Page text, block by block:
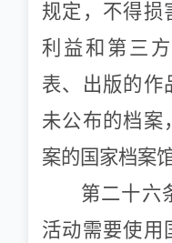
规定，不得损
利益和第三
表、出版的作
未公布的档案
案的国家档案
第二十
活动需要使用